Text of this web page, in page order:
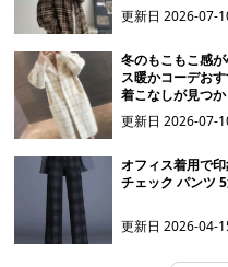
更新日2026-07-
冬のもこもこ感
ス暖かコーデお
着こなしが見つか
更新日2026-07-
オフィス着用で
チェック パンツ
更新日2026-04-